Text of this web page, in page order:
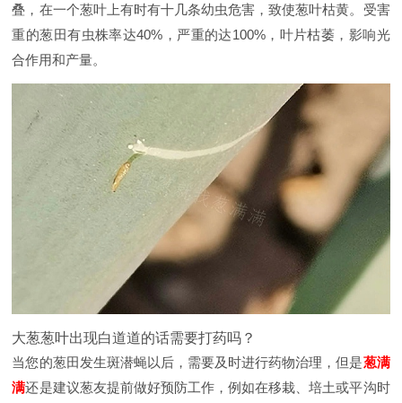
叠，在一个葱叶上有时有十几条幼虫危害，致使葱叶枯黄。受害
重的葱田有虫株率达40%，严重的达100%，叶片枯萎，影响光
合作用和产量。
大葱葱叶出现白道道的话需要打药吗？
当您的葱田发生斑潜蝇以后，需要及时进行药物治理，但是葱满
满还是建议葱友提前做好预防工作，例如在移栽、培土或平沟时